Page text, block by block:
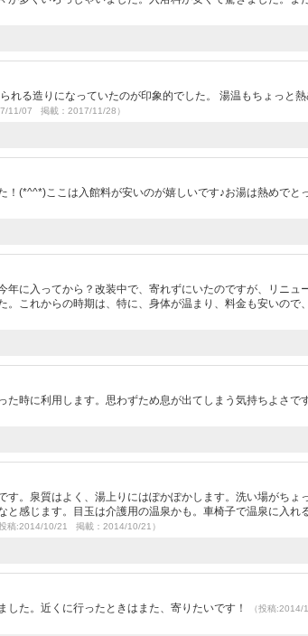
れる造りになっていたのが印象的でした。 湯温もちょっと
11/07 掲載：2017/11/28）
(*^^*)ここは入館料が安いのが嬉しいです♪お湯は熱めでと
に入ってから？改装中で、寄れずにいたのですが、リニュ
これからの時期は、特に、身体が温まり、料金も安いので
時に利用します。思わずため息が出てしまう気持ちよさで
。泉質はよく、湯上りにはぽかぽかします。洗い場がちょ
と感じます。目玉は介護用の温泉かも。車椅子で温泉に入れ
投稿:2014/10/21 掲載：2014/10/21）
た。近くに行ったときはまた、寄りたいです！
（投稿